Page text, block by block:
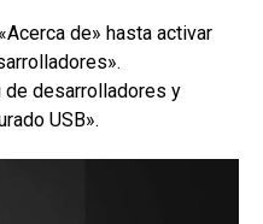
de» hasta activar
de desarrolladores y
USB».